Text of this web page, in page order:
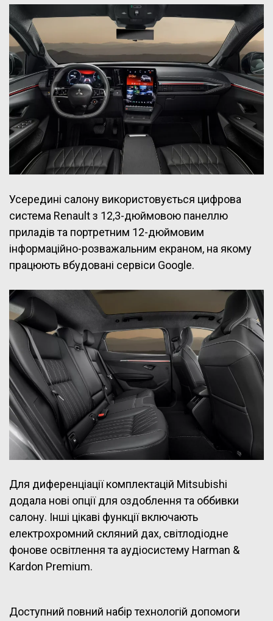
Усередині салону використовується цифрова
система Renault з 12,3-дюймовою панеллю
приладів та портретним 12-дюймовим
інформаційно-розважальним екраном, на якому
працюють вбудовані сервіси Google.
Для диференціації комплектацій Mitsubishi
додала нові опції для оздоблення та оббивки
салону. Інші цікаві функції включають
електрохромний скляний дах, світлодіодне
фонове освітлення та аудіосистему Harman &
Kardon Premium.
Доступний повний набір технологій допомоги